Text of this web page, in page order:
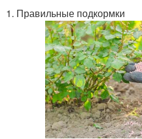
1. Правильные подкормки